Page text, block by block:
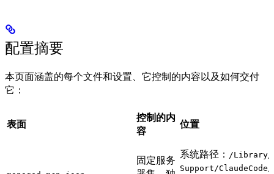
配置摘要
本页面涵盖的每个文件和设置、它控制的内容以及如何交付
它：
表面
控制的内
容
位置
固定服务 系统路径： /Library/
Support/ClaudeCode/